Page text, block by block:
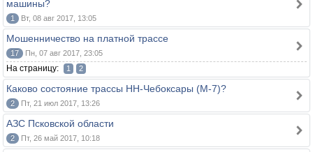
машины?
1 Вт, 08 авг 2017, 13:05
Мошенничество на платной трассе
17 Пн, 07 авг 2017, 23:05
На страницу: 1 2
Каково состояние трассы НН-Чебоксары (М-7)?
2 Пт, 21 июл 2017, 13:26
АЗС Псковской области
2 Пт, 26 май 2017, 10:18